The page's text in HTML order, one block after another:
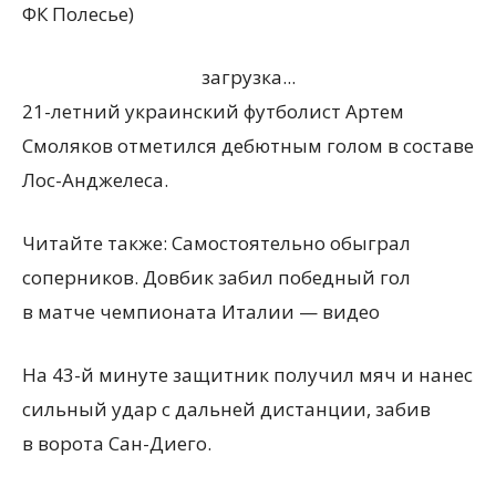
ФК Полесье)
загрузка...
21-летний украинский футболист Артем
Смоляков отметился дебютным голом в составе
Лос-Анджелеса.
Читайте также: Самостоятельно обыграл
соперников. Довбик забил победный гол
в матче чемпионата Италии — видео
На 43-й минуте защитник получил мяч и нанес
сильный удар с дальней дистанции, забив
в ворота Сан-Диего.